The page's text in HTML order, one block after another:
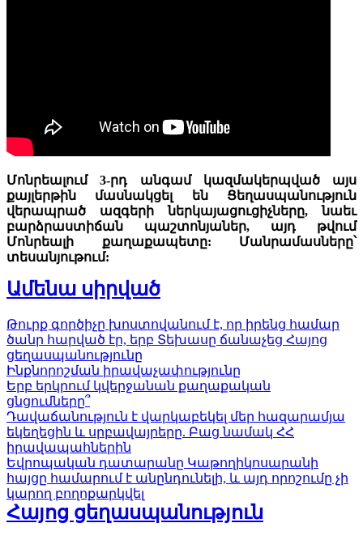
Մոնրեալում 3-րդ անգամ կազմակերպված այս
քայլերթին մասնակցել են Ցեղասպանություն
վերապրած ազգերի ներկայացուցիչները, նաեւ
բարձրաստիճան պաշտոնյաներ, այդ թվում
Մոնրեալի քաղաքապետը: Մանրամասները՝
տեսանյութում:
Ամենա սիրված
Թուրք գործիչը խոստովանում է, որ իրենց համար
ծանր հարված էր, երբ Տեխասը ճանաչեց Հայոց
ցեղասպանությունը
Ինքնորոշման իրավաչափությունը
Երբ երկրում կվերջանան քաղաքական
ցնցումները՞
Դավաճանություն է վարկաբեկել մեր հազարամյա
եկեղեցին և սրբավայրերը. Բաց նամակ ՀՀ
իրավապահներին
Եվրոպական դատարանը Կաթողիկոսարանի
հայցը համարում է անընդունելի, և այդ որոշումը չի
կարող բողոքարկվել
Հայոց ցեղասպանություն